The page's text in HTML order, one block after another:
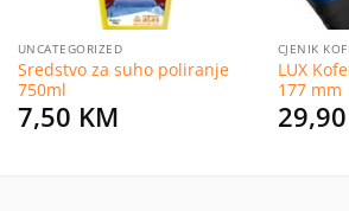
UNCATEGORIZED
Sredstvo za suho poliranje
750ml
7,50 KM
CJENIK
LUX
177 mm
29,90